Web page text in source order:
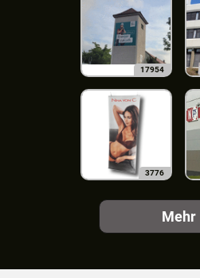
17954
3776
Mehr